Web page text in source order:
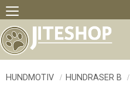
Meny
HUNDMOTIV HUNDRASER B